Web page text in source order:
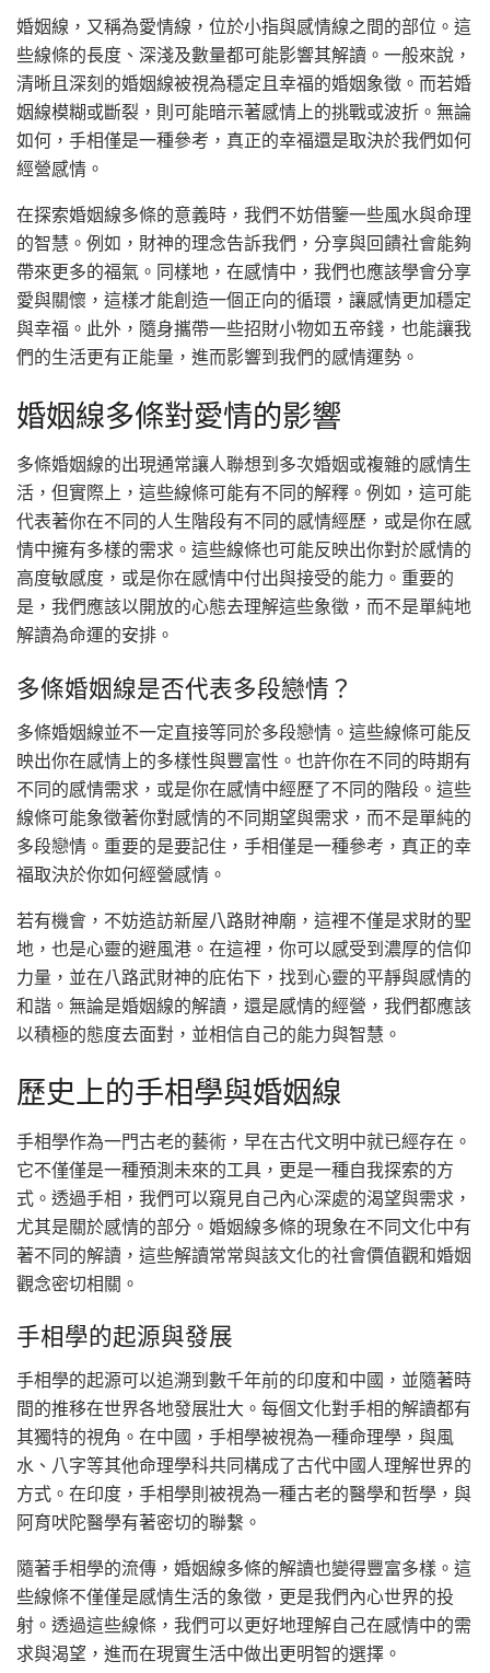
婚姻線，又稱為愛情線，位於小指與感情線之間的部位。這
些線條的長度、深淺及數量都可能影響其解讀。一般來說，
清晰且深刻的婚姻線被視為穩定且幸福的婚姻象徵。而若婚
姻線模糊或斷裂，則可能暗示著感情上的挑戰或波折。無論
如何，手相僅是一種參考，真正的幸福還是取決於我們如何
經營感情。
在探索婚姻線多條的意義時，我們不妨借鑒一些風水與命理
的智慧。例如，財神的理念告訴我們，分享與回饋社會能夠
帶來更多的福氣。同樣地，在感情中，我們也應該學會分享
愛與關懷，這樣才能創造一個正向的循環，讓感情更加穩定
與幸福。此外，隨身攜帶一些招財小物如五帝錢，也能讓我
們的生活更有正能量，進而影響到我們的感情運勢。
婚姻線多條對愛情的影響
多條婚姻線的出現通常讓人聯想到多次婚姻或複雜的感情生
活，但實際上，這些線條可能有不同的解釋。例如，這可能
代表著你在不同的人生階段有不同的感情經歷，或是你在感
情中擁有多樣的需求。這些線條也可能反映出你對於感情的
高度敏感度，或是你在感情中付出與接受的能力。重要的
是，我們應該以開放的心態去理解這些象徵，而不是單純地
解讀為命運的安排。
多條婚姻線是否代表多段戀情？
多條婚姻線並不一定直接等同於多段戀情。這些線條可能反
映出你在感情上的多樣性與豐富性。也許你在不同的時期有
不同的感情需求，或是你在感情中經歷了不同的階段。這些
線條可能象徵著你對感情的不同期望與需求，而不是單純的
多段戀情。重要的是要記住，手相僅是一種參考，真正的幸
福取決於你如何經營感情。
若有機會，不妨造訪新屋八路財神廟，這裡不僅是求財的聖
地，也是心靈的避風港。在這裡，你可以感受到濃厚的信仰
力量，並在八路武財神的庇佑下，找到心靈的平靜與感情的
和諧。無論是婚姻線的解讀，還是感情的經營，我們都應該
以積極的態度去面對，並相信自己的能力與智慧。
歷史上的手相學與婚姻線
手相學作為一門古老的藝術，早在古代文明中就已經存在。
它不僅僅是一種預測未來的工具，更是一種自我探索的方
式。透過手相，我們可以窺見自己內心深處的渴望與需求，
尤其是關於感情的部分。婚姻線多條的現象在不同文化中有
著不同的解讀，這些解讀常常與該文化的社會價值觀和婚姻
觀念密切相關。
手相學的起源與發展
手相學的起源可以追溯到數千年前的印度和中國，並隨著時
間的推移在世界各地發展壯大。每個文化對手相的解讀都有
其獨特的視角。在中國，手相學被視為一種命理學，與風
水、八字等其他命理學科共同構成了古代中國人理解世界的
方式。在印度，手相學則被視為一種古老的醫學和哲學，與
阿育吠陀醫學有著密切的聯繫。
隨著手相學的流傳，婚姻線多條的解讀也變得豐富多樣。這
些線條不僅僅是感情生活的象徵，更是我們內心世界的投
射。透過這些線條，我們可以更好地理解自己在感情中的需
求與渴望，進而在現實生活中做出更明智的選擇。